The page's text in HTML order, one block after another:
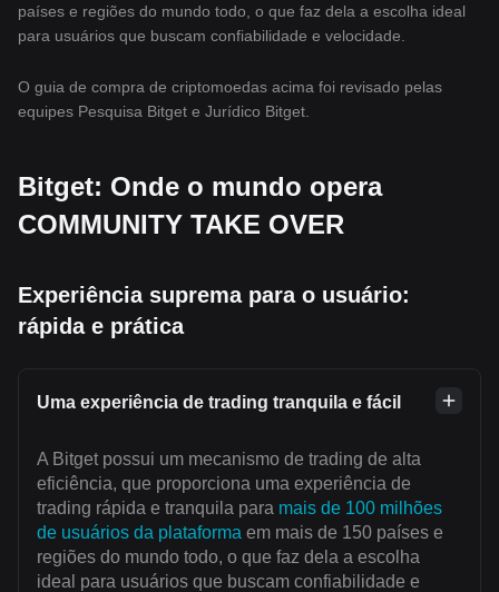
países e regiões do mundo todo, o que faz dela a escolha ideal
para usuários que buscam confiabilidade e velocidade.
O guia de compra de criptomoedas acima foi revisado pelas
equipes Pesquisa Bitget e Jurídico Bitget.
Bitget: Onde o mundo opera
COMMUNITY TAKE OVER
Experiência suprema para o usuário:
rápida e prática
Uma experiência de trading tranquila e fácil
A Bitget possui um mecanismo de trading de alta
eficiência, que proporciona uma experiência de
trading rápida e tranquila para mais de 100 milhões
de usuários da plataforma em mais de 150 países e
regiões do mundo todo, o que faz dela a escolha
ideal para usuários que buscam confiabilidade e